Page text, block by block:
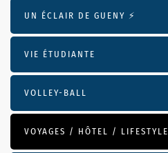
UN ÉCLAIR DE GUENY ⚡️
VIE ÉTUDIANTE
VOLLEY-BALL
VOYAGES / HÔTEL / LIFESTYLE